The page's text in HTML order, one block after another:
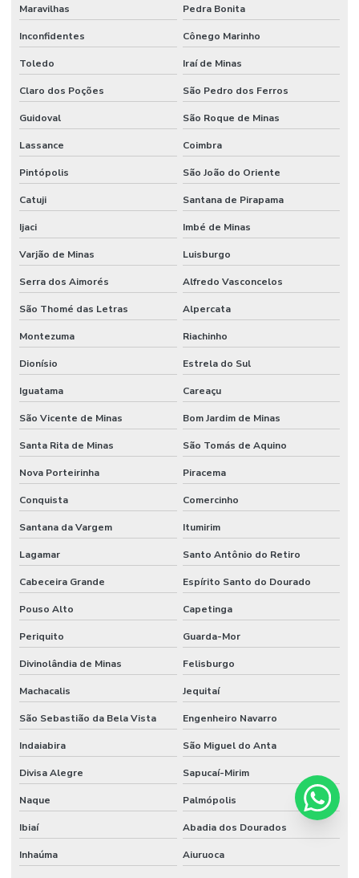
Maravilhas Pedra Bonita
Inconfidentes Cônego Marinho
Toledo Iraí de Minas
Claro dos Poções São Pedro dos Ferros
Guidoval São Roque de Minas
Lassance Coimbra
Pintópolis São João do Oriente
Catuji Santana de Pirapama
Ijaci Imbé de Minas
Varjão de Minas Luisburgo
Serra dos Aimorés Alfredo Vasconcelos
São Thomé das Letras Alpercata
Montezuma Riachinho
Dionísio Estrela do Sul
Iguatama Careaçu
São Vicente de Minas Bom Jardim de Minas
Santa Rita de Minas São Tomás de Aquino
Nova Porteirinha Piracema
Conquista Comercinho
Santana da Vargem Itumirim
Lagamar Santo Antônio do Retiro
Cabeceira Grande Espírito Santo do Dourado
Pouso Alto Capetinga
Periquito Guarda-Mor
Divinolândia de Minas Felisburgo
Machacalis Jequitaí
São Sebastião da Bela Vista Engenheiro Navarro
Indaiabira São Miguel do Anta
Divisa Alegre Sapucaí-Mirim
Naque Palmópolis
Ibiaí Abadia dos Dourados
Inhaúma Aiuruoca